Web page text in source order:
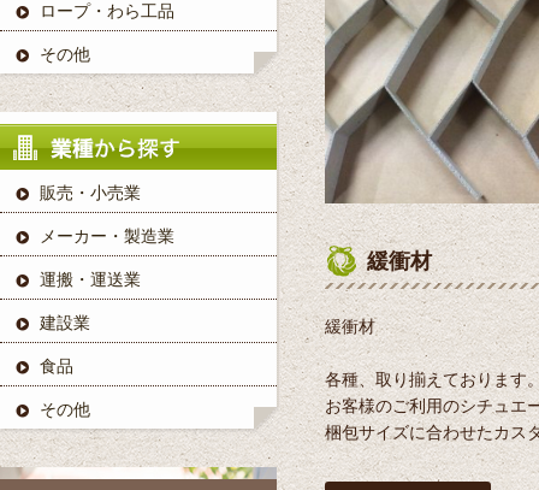
緩衝材
緩衝材
各種、取り揃えております
お客様のご利用のシチュエ
梱包サイズに合わせたカス
ロープ・わら工品
その他
販売・小売業
メーカー・製造業
運搬・運送業
建設業
食品
その他